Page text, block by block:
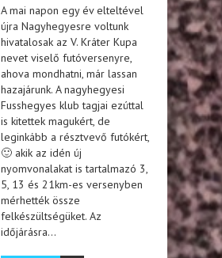
A mai napon egy év elteltével
újra Nagyhegyesre voltunk
hivatalosak az V. Kráter Kupa
nevet viselő futóversenyre,
ahova mondhatni, már lassan
hazajárunk. A nagyhegyesi
Fusshegyes klub tagjai ezúttal
is kitettek magukért, de
leginkább a résztvevő futókért,
🙂 akik az idén új
nyomvonalakat is tartalmazó 3,
5, 13 és 21km-es versenyben
mérhették össze
felkészültségüket. Az
időjárásra…